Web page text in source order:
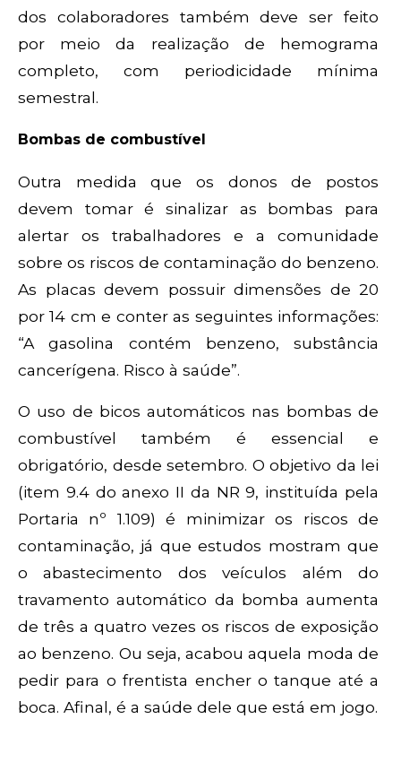
dos colaboradores também deve ser feito
por meio da realização de hemograma
completo, com periodicidade mínima
semestral.
Bombas de combustível
Outra medida que os donos de postos
devem tomar é sinalizar as bombas para
alertar os trabalhadores e a comunidade
sobre os riscos de contaminação do benzeno.
As placas devem possuir dimensões de 20
por 14 cm e conter as seguintes informações:
“A gasolina contém benzeno, substância
cancerígena. Risco à saúde”.
O uso de bicos automáticos nas bombas de
combustível também é essencial e
obrigatório, desde setembro. O objetivo da lei
(item 9.4 do anexo II da NR 9, instituída pela
Portaria nº 1.109) é minimizar os riscos de
contaminação, já que estudos mostram que
o abastecimento dos veículos além do
travamento automático da bomba aumenta
de três a quatro vezes os riscos de exposição
ao benzeno. Ou seja, acabou aquela moda de
pedir para o frentista encher o tanque até a
boca. Afinal, é a saúde dele que está em jogo.